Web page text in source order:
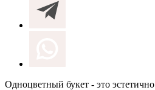
Одноцветный букет - это эстетично